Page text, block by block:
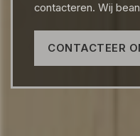
contacteren. Wij
CONTACTEER